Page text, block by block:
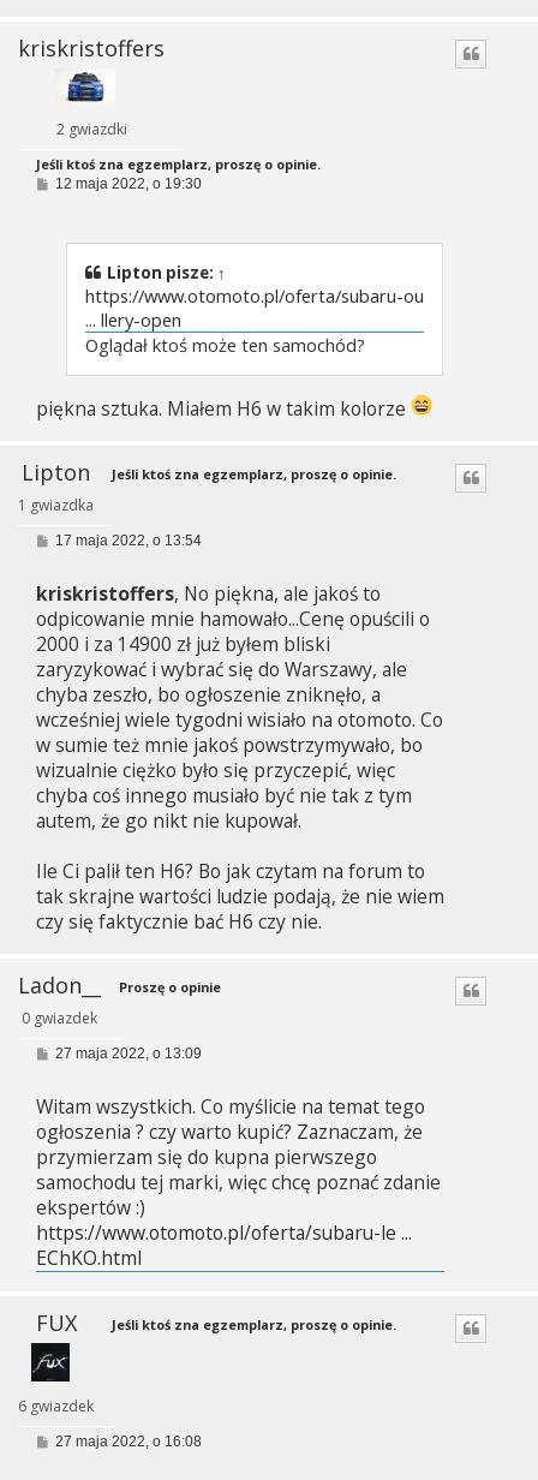
kriskristoffers
2 gwiazdki
Jeśli ktoś zna egzemplarz, proszę o opinie.
P12 maja 2022, o 19:30
Lipton pisze: ↑
https://www.otomoto.pl/oferta/subaru-ou
... llery-open
Oglądał ktoś może ten samochód?
piękna sztuka. Miałem H6 w takim kolorze
Lipton
1 gwiazdka
Jeśli ktoś zna egzemplarz, proszę o opinie.
P
t
17 maja 2022, o 13:54
kriskristoffers, No piękna, ale jakoś to
odpicowanie mnie hamowało...Cenę opuścili o
2000 i za 14900 zł już byłem bliski
zaryzykować i wybrać się do Warszawy, ale
chyba zeszło, bo ogłoszenie zniknęło, a
wcześniej wiele tygodni wisiało na otomoto. Co
w sumie też mnie jakoś powstrzymywało, bo
wizualnie ciężko było się przyczepić, więc
chyba coś innego musiało być nie tak z tym
autem, że go nikt nie kupował.
Ile Ci palił ten H6? Bo jak czytam na forum to
tak skrajne wartości ludzie podają, że nie wiem
czy się faktycznie bać H6 czy nie.
Ladon__
0 gwiazdek
Proszę o opinie
P
t
27 maja 2022, o 13:09
Witam wszystkich. Co myślicie na temat tego
ogłoszenia ? czy warto kupić? Zaznaczam, że
przymierzam się do kupna pierwszego
samochodu tej marki, więc chcę poznać zdanie
ekspertów :)
https://www.otomoto.pl/oferta/subaru-le ...
EChKO.html
FUX
6 gwiazdek
Jeśli ktoś zna egzemplarz, proszę o opinie.
P27 maja 2022, o 16:08